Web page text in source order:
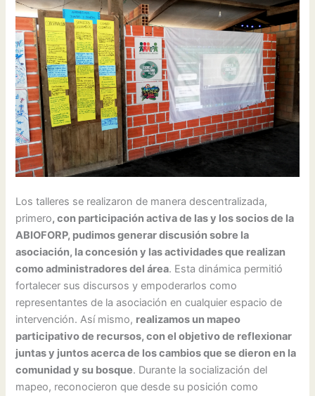
Los talleres se realizaron de manera descentralizada,
primero, con participación activa de las y los socios de la
ABIOFORP, pudimos generar discusión sobre la
asociación, la concesión y las actividades que realizan
como administradores del área. Esta dinámica permitió
fortalecer sus discursos y empoderarlos como
representantes de la asociación en cualquier espacio de
intervención. Así mismo, realizamos un mapeo
participativo de recursos, con el objetivo de reflexionar
juntas y juntos acerca de los cambios que se dieron en la
comunidad y su bosque. Durante la socialización del
mapeo, reconocieron que desde su posición como